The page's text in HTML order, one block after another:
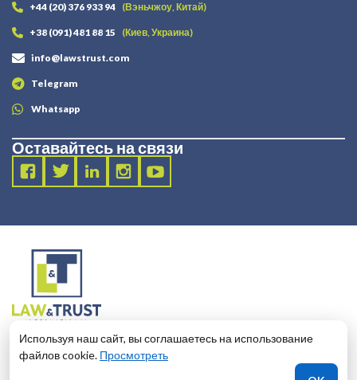
+44 (20) 376 933 94 (Вэньчжоу, Китай)
+38 (091) 481 88 15 (Киев, Украина)
info@lawstrust.com
Telegram
Whatsapp
Оставайтесь на связи
2003 - 2025 LANDT LEGAL LLP
124 City Road, London, United Kingdom, EC1V 2NX
Используя наш сайт, вы соглашаетесь на использование
файлов cookie. Просмотреть